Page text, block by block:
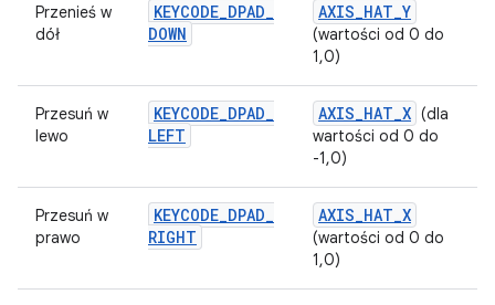
Przenieś w
dół
KEYCODE_DPAD_
DOWN
AXIS_HAT_Y
(wartości od 0 do
1,0)
Przesuń w
lewo
KEYCODE_DPAD_
LEFT
AXIS_HAT_X (dla
wartości od 0 do
-1,0)
Przesuń w
prawo
KEYCODE_DPAD_
RIGHT
AXIS_HAT_X
(wartości od 0 do
1,0)